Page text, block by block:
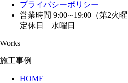
プライバシーポリシー
営業時間 9:00∼19:00（第2火曜
定休日 水曜日
Works
施工事例
HOME